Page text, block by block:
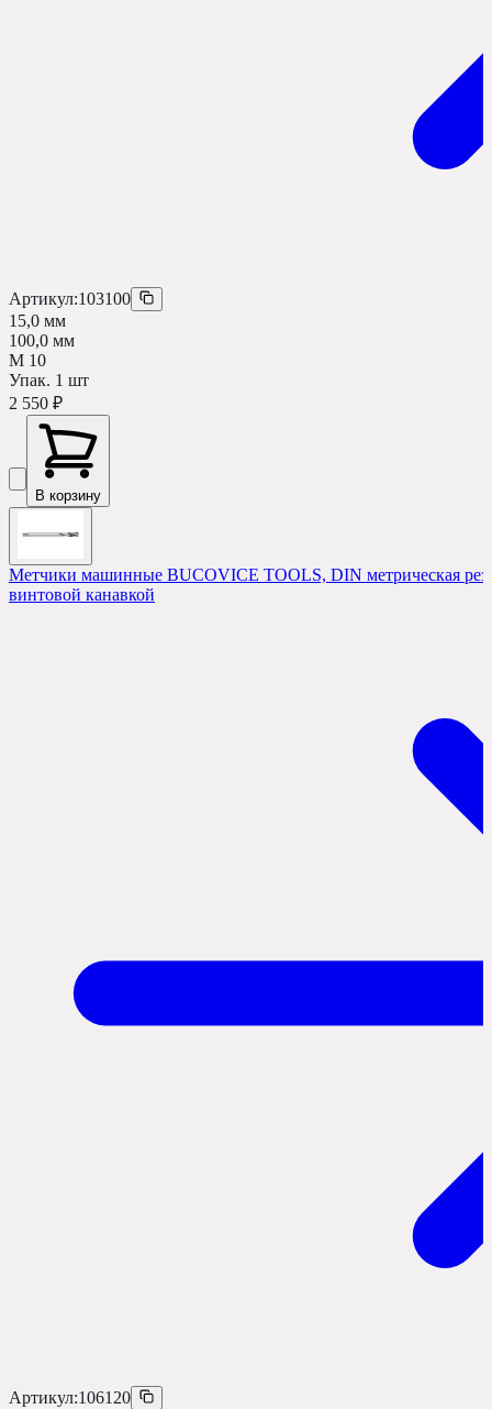
Артикул:103100
15,0 мм
100,0 мм
М 10
Упак. 1 шт
2 550 ₽
В корзину
Метчики машинные BUCOVICE TOOLS, DIN метрическая
винтовой канавкой
Артикул:106120